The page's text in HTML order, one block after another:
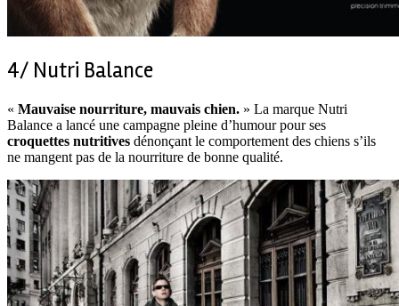
4/ Nutri Balance
« Mauvaise nourriture, mauvais chien. » La marque Nutri
Balance a lancé une campagne pleine d’humour pour ses
croquettes nutritives dénonçant le comportement des chiens s’ils
ne mangent pas de la nourriture de bonne qualité.